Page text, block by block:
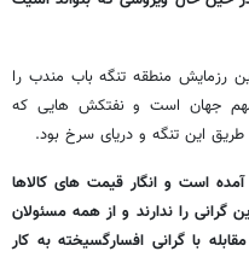
رزمایش منطقه تنگه باب مندب را
جهان است و نفتکش هایی که
طریق این تنگه و دریای سرخ بود.
است و انگار قیمت های کالاها
را ندارند و از همه مسئولان
با گرانی افسارگسیخته به کار